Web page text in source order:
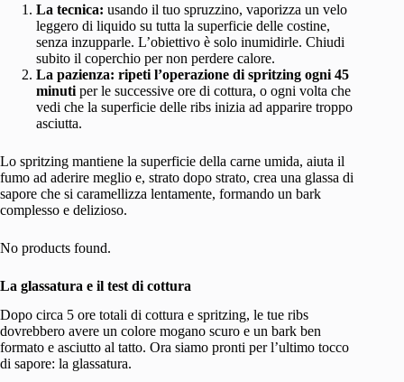
La tecnica: usando il tuo spruzzino, vaporizza un velo
leggero di liquido su tutta la superficie delle costine,
senza inzupparle. L’obiettivo è solo inumidirle. Chiudi
subito il coperchio per non perdere calore.
La pazienza: ripeti l’operazione di spritzing ogni 45
minuti per le successive ore di cottura, o ogni volta che
vedi che la superficie delle ribs inizia ad apparire troppo
asciutta.
Lo spritzing mantiene la superficie della carne umida, aiuta il
fumo ad aderire meglio e, strato dopo strato, crea una glassa di
sapore che si caramellizza lentamente, formando un bark
complesso e delizioso.
No products found.
La glassatura e il test di cottura
Dopo circa 5 ore totali di cottura e spritzing, le tue ribs
dovrebbero avere un colore mogano scuro e un bark ben
formato e asciutto al tatto. Ora siamo pronti per l’ultimo tocco
di sapore: la glassatura.